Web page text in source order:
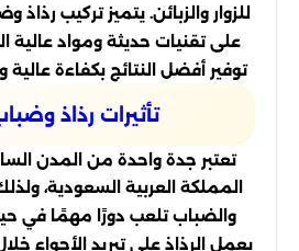
للزوار والزبائن. يتميز تركيب رذاذ
على تقنيات حديثة ومواد
توفير أفضل النتائج بكفاءة
تأثيرات رذاذ
تعتبر جدة واحدة من المدن
المملكة العربية السعودية،
والضباب تلعب دورًا مهمًا في
يعمل الرذاذ على تبريد الأجواء